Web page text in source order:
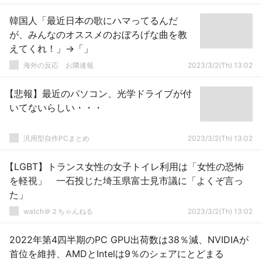
韓国人「最近日本の歌にハマってるんだ
が、みんなのオススメのおぼろげな曲を教
えてくれ！」→「」
海外の反応 お隣速報 2023/3/2(Th) 13:02
【悲報】最近のパソコン、光学ドライブが付
いてないらしい・・・
汎用型自作PCまとめ 2023/3/2(Th) 13:02
【LGBT】トランス女性の女子トイレ利用は「女性の恐怖
を軽視」 一石投じた埼玉県富士見市議に「よくぞ言っ
た」
watch＠２ちゃんねる 2023/3/2(Th) 13:02
2022年第4四半期のPC GPU出荷数は38％減、NVIDIAが
首位を維持、AMDとIntelは9％のシェアにとどまる